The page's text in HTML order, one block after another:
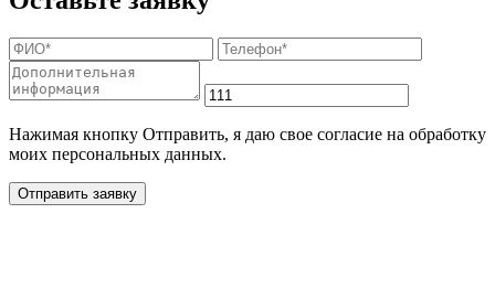
Нажимая кнопку Отправить, я даю свое согласие на обработку
моих персональных данных.
Отправить заявку